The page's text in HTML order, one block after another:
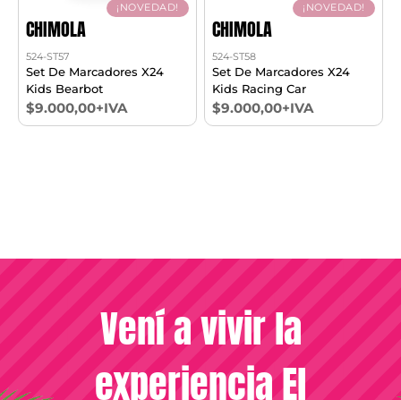
¡NOVEDAD!
CHIMOLA
524-ST57
Set De Marcadores X24
Kids Bearbot
$9.000,00+IVA
¡NOVEDAD!
CHIMOLA
524-ST58
Set De Marcadores X24
Kids Racing Car
$9.000,00+IVA
Vení a vivir la
experiencia El